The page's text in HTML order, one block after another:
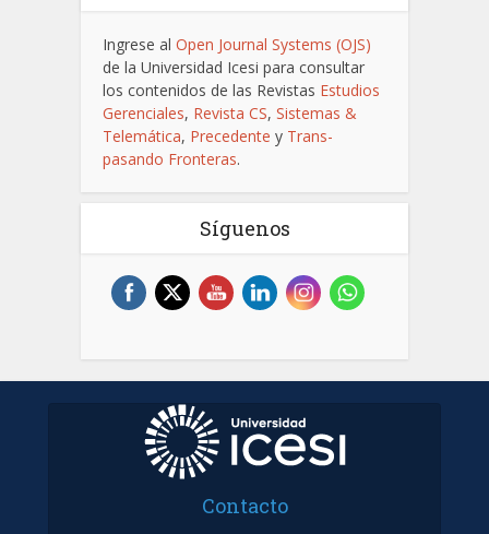
Ingrese al Open Journal Systems (OJS)
de la Universidad Icesi para consultar
los contenidos de las Revistas Estudios
Gerenciales, Revista CS, Sistemas &
Telemática, Precedente y Trans-
pasando Fronteras.
Síguenos
Contacto